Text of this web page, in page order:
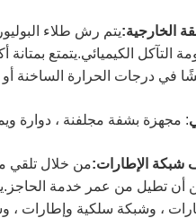
الخارجية:يتم رش طلاء
التآكل الكيميائي.يتمتع
في درجات الحرارة الساخنة أو
: مجهزة بشفة مجلفنة ، دوارة
شبكة الإطارات:من خلال تلقي
أن تطيل من عمر خدمة
، وشبكة سلكية وإطارات